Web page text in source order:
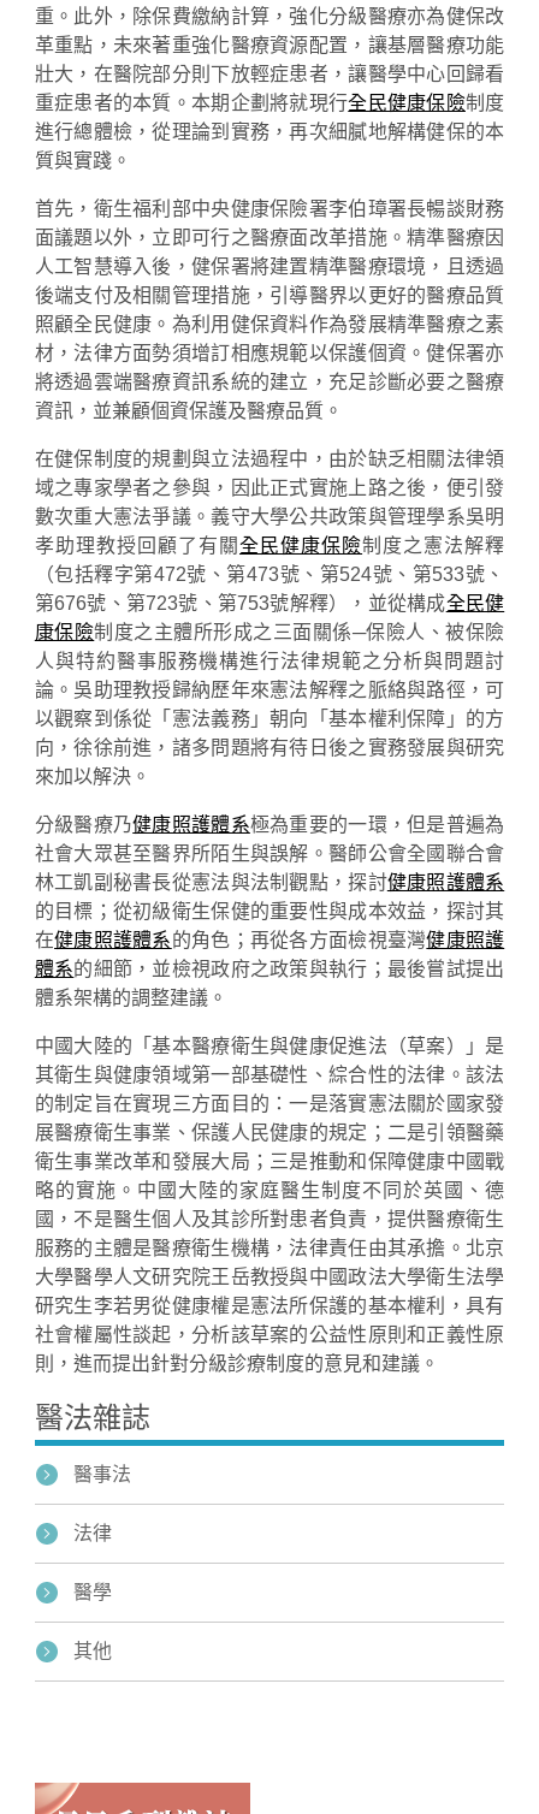
重。此外，除保費繳納計算，強化分級醫療亦為健保改
革重點，未來著重強化醫療資源配置，讓基層醫療功能
壯大，在醫院部分則下放輕症患者，讓醫學中心回歸看
重症患者的本質。本期企劃將就現行全民健康保險制度
進行總體檢，從理論到實務，再次細膩地解構健保的本
質與實踐。
首先，衛生福利部中央健康保險署李伯璋署長暢談財務
面議題以外，立即可行之醫療面改革措施。精準醫療因
人工智慧導入後，健保署將建置精準醫療環境，且透過
後端支付及相關管理措施，引導醫界以更好的醫療品質
照顧全民健康。為利用健保資料作為發展精準醫療之素
材，法律方面勢須增訂相應規範以保護個資。健保署亦
將透過雲端醫療資訊系統的建立，充足診斷必要之醫療
資訊，並兼顧個資保護及醫療品質。
在健保制度的規劃與立法過程中，由於缺乏相關法律領
域之專家學者之參與，因此正式實施上路之後，便引發
數次重大憲法爭議。義守大學公共政策與管理學系吳明
孝助理教授回顧了有關全民健康保險制度之憲法解釋
（包括釋字第472號、第473號、第524號、第533號、
第676號、第723號、第753號解釋），並從構成全民健
康保險制度之主體所形成之三面關係─保險人、被保險
人與特約醫事服務機構進行法律規範之分析與問題討
論。吳助理教授歸納歷年來憲法解釋之脈絡與路徑，可
以觀察到係從「憲法義務」朝向「基本權利保障」的方
向，徐徐前進，諸多問題將有待日後之實務發展與研究
來加以解決。
分級醫療乃健康照護體系極為重要的一環，但是普遍為
社會大眾甚至醫界所陌生與誤解。醫師公會全國聯合會
林工凱副秘書長從憲法與法制觀點，探討健康照護體系
的目標；從初級衛生保健的重要性與成本效益，探討其
在健康照護體系的角色；再從各方面檢視臺灣健康照護
體系的細節，並檢視政府之政策與執行；最後嘗試提出
體系架構的調整建議。
中國大陸的「基本醫療衛生與健康促進法（草案）」是
其衛生與健康領域第一部基礎性、綜合性的法律。該法
的制定旨在實現三方面目的：一是落實憲法關於國家發
展醫療衛生事業、保護人民健康的規定；二是引領醫藥
衛生事業改革和發展大局；三是推動和保障健康中國戰
略的實施。中國大陸的家庭醫生制度不同於英國、德
國，不是醫生個人及其診所對患者負責，提供醫療衛生
服務的主體是醫療衛生機構，法律責任由其承擔。北京
大學醫學人文研究院王岳教授與中國政法大學衛生法學
研究生李若男從健康權是憲法所保護的基本權利，具有
社會權屬性談起，分析該草案的公益性原則和正義性原
則，進而提出針對分級診療制度的意見和建議。
醫法雜誌
醫事法
法律
醫學
其他